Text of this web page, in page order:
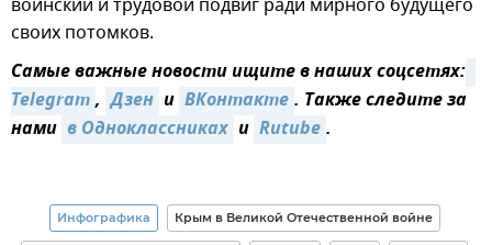
воинский и трудовой подвиг ради мирного будущего
своих потомков.
Самые важные новости ищите в наших соцсетях:
Telegram, Дзен и ВКонтакте. Также следите за
нами в Одноклассниках и Rutube.
Инфографика Крым в Великой Отечественной войне